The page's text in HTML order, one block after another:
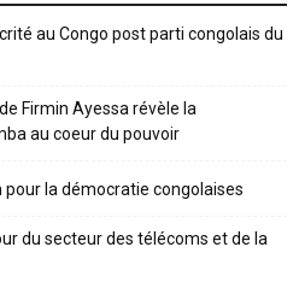
au Congo post parti congolais du
Firmin Ayessa révèle la
au coeur du pouvoir
la démocratie congolaises
du secteur des télécoms et de la